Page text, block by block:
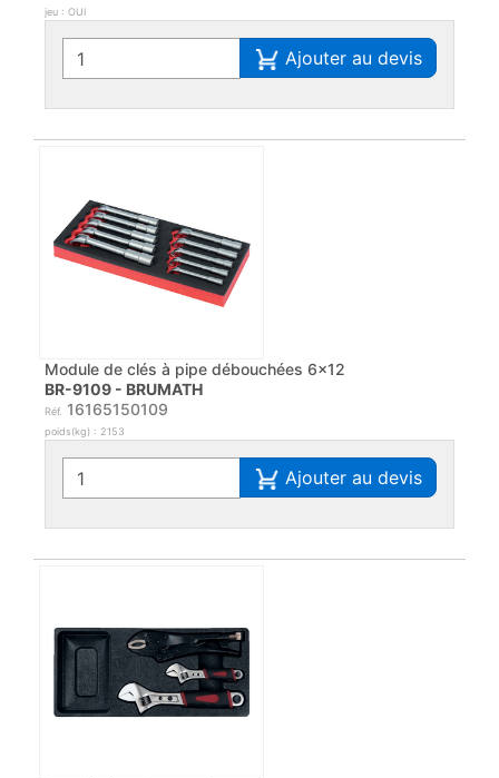
jeu : OUI
Ajouter au devis
Module de clés à pipe débouchées 6x12
BR-9109 - BRUMATH
Réf. 16165150109
poids(kg) : 2153
Ajouter au devis